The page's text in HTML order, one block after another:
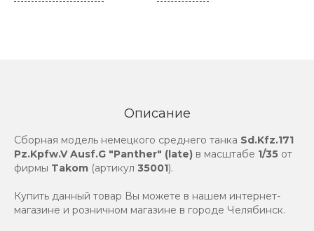
Описание
Сборная модель немецкого среднего танка Sd.Kfz.171
Pz.Kpfw.V Ausf.G "Panther" (late) в масштабе 1/35 от
фирмы Takom (артикул 35001).
Купить данный товар Вы можете в нашем интернет-
магазине и розничном магазине в городе Челябинск.